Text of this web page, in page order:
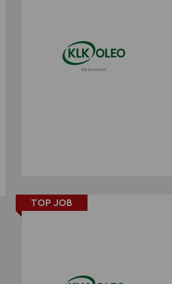
TOP JOB